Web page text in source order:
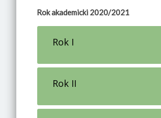
Rok akademicki 2020/2021
Rok I
Rok II